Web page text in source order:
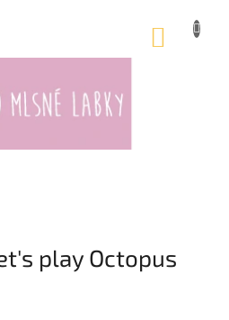
play Octopus